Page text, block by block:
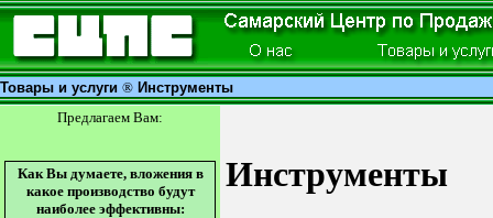
Товары и услуги ® Инструменты
Предлагаем Вам:
Как Вы думаете, вложения в
какое производство будут
наиболее эффективны:
Инструменты